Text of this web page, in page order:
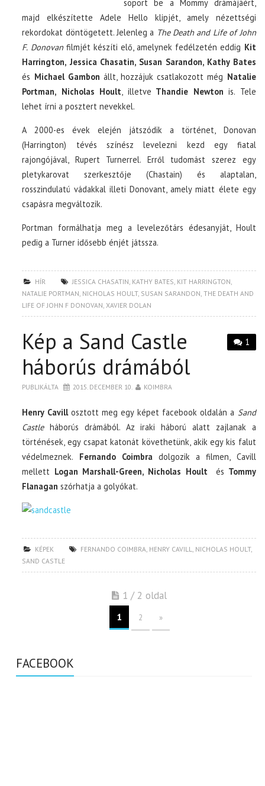
söpört be a Mommy drámájáért,
majd elkészítette Adele Hello klipjét, amely nézettségi
rekordokat döntögetett. Jelenleg a The Death and Life of John
F. Donovanfilmjét készíti elő, amelynek fedélzetén eddig Kit
Harrington, Jessica Chasatin, Susan Sarandon, Kathy Bates
és Michael Gambon állt, hozzájuk csatlakozott még Natalie
Portman, Nicholas Hoult, illetve Thandie Newton is. Tele
lehet írni a posztert nevekkel.
A 2000-es évek elején játszódik a történet, Donovan
(Harrington) tévés színész levelezni kezd egy fiatal
rajongójával, Rupert Turnerrel. Erről tudomást szerez egy
pletykarovat szerkesztője (Chastain) és alaptalan,
rosszindulatú vádakkal illeti Donovant, amely miatt élete egy
csapásra megváltozik.
Portman formálhatja meg a levelezőtárs édesanyját, Hoult
pedig a Turner idősebb énjét játssza.
HÍR JESSICA CHASATIN, KATHY BATES, KIT HARRINGTON,
NATALIE PORTMAN, NICHOLAS HOULT, SUSAN SARANDON,THE DEATH AND
LIFE OF JOHN F DONOVAN,XAVIER DOLAN
1
Kép a Sand Castle
háborús drámából
PUBLIKÁLTA 2015. DECEMBER 10. KOIMBRA
Henry Cavillosztott meg egy képet facebook oldalán a Sand
Castleháborús drámából. Az iraki háború alatt zajlanak a
történések, egy csapat katonát követhetünk, akik egy kis falut
védelmeznek. Fernando Coimbradolgozik a filmen, Cavill
mellett Logan Marshall-Green, Nicholas Hoult és Tommy
Flanagan szórhatja a golyókat.
KÉPEK FERNANDO COIMBRA, HENRY CAVILL, NICHOLAS HOULT,
SAND CASTLE
1 / 2 oldal
1 2 »
FACEBOOK